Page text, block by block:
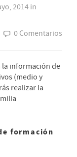
2014in
0 Comentarios
la información de
(medio y
realizar la
formación